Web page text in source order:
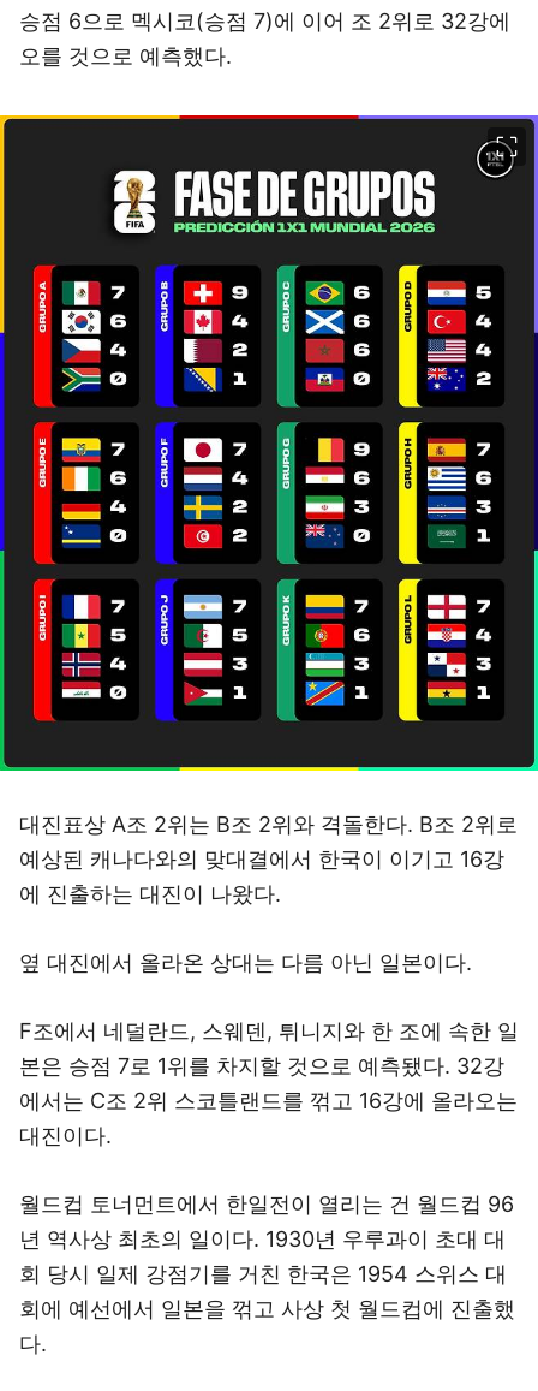
승점 6으로 멕시코(승점 7)에 이어 조 2위로 32강에
오를 것으로 예측했다.
대진표상 A조 2위는 B조 2위와 격돌한다. B조 2위로
예상된 캐나다와의 맞대결에서 한국이 이기고 16강
에 진출하는 대진이 나왔다.
옆 대진에서 올라온 상대는 다름 아닌 일본이다.
F조에서 네덜란드, 스웨덴, 튀니지와 한 조에 속한 일
본은 승점 7로 1위를 차지할 것으로 예측됐다. 32강
에서는 C조 2위 스코틀랜드를 꺾고 16강에 올라오는
대진이다.
월드컵 토너먼트에서 한일전이 열리는 건 월드컵 96
년 역사상 최초의 일이다. 1930년 우루과이 초대 대
회 당시 일제 강점기를 거친 한국은 1954 스위스 대
회에 예선에서 일본을 꺾고 사상 첫 월드컵에 진출했
다.